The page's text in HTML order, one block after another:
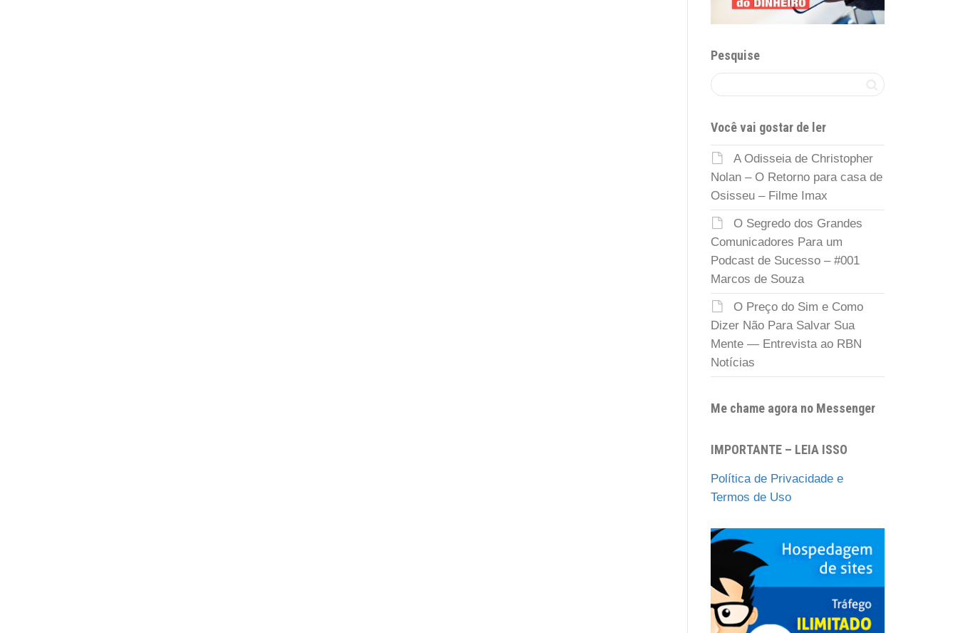
Pesquise
Você vai gostar de ler
A Odisseia de Christopher
Nolan – O Retorno para casa de
Osisseu – Filme Imax
O Segredo dos Grandes
Comunicadores Para um
Podcast de Sucesso – #001
Marcos de Souza
O Preço do Sim e Como
Dizer Não Para Salvar Sua
Mente — Entrevista ao RBN
Notícias
Me chame agora no Messenger
IMPORTANTE – LEIA ISSO
Política de Privacidade e
Termos de Uso